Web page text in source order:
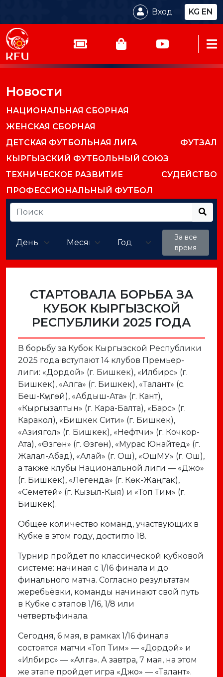
Вход KG EN
Новости
НАЦИОНАЛЬНАЯ СБОРНАЯ
ЖЕНСКАЯ СБОРНАЯ
ДЕТСКАЯ ФУТБОЛЬНАЯ ЛИГА
ФУТЗАЛ
КЫРГЫЗСКИЙ ФУТБОЛЬНЫЙ СОЮЗ
ТЕХНИЧЕСКОЕ РАЗВИТИЕ
СУДЕЙСТВО
ПРОФЕССИОНАЛЬНЫЙ ФУТБОЛ
За все
время
СТАРТОВАЛА БОРЬБА ЗА
КУБОК КЫРГЫЗСКОЙ
РЕСПУБЛИКИ 2025 ГОДА
В борьбу за Кубок Кыргызской Республики
2025 года вступают 14 клубов Премьер-
лиги: «Дордой» (г. Бишкек), «Илбирс» (г.
Бишкек), «Алга» (г. Бишкек), «Талант» (с.
Беш-Күңгөй), «Абдыш-Ата» (г. Кант),
«Кыргызалтын» (г. Кара-Балта), «Барс» (г.
Каракол), «Бишкек Сити» (г. Бишкек),
«Азиягол» (г. Бишкек), «Нефтчи» (г. Кочкор-
Ата), «Өзгөн» (г. Өзгөн), «Мурас Юнайтед» (г.
Жалал-Абад), «Алай» (г. Ош), «ОшМУ» (г. Ош),
а также клубы Национальной лиги — «Джо»
(г. Бишкек), «Легенда» (г. Көк-Жаңгак),
«Семетей» (г. Кызыл-Кыя) и «Топ Тим» (г.
Бишкек).
Общее количество команд, участвующих в
Кубке в этом году, достигло 18.
Турнир пройдет по классической кубковой
системе: начиная с 1/16 финала и до
финального матча. Согласно результатам
жеребьёвки, команды начинают свой путь
в Кубке с этапов 1/16, 1/8 или
четвертьфинала.
Сегодня, 6 мая, в рамках 1/16 финала
состоятся матчи «Топ Тим» — «Дордой» и
«Илбирс» — «Алга». А завтра, 7 мая, на этом
же этапе пройдет игра «Джо» — «Талант».